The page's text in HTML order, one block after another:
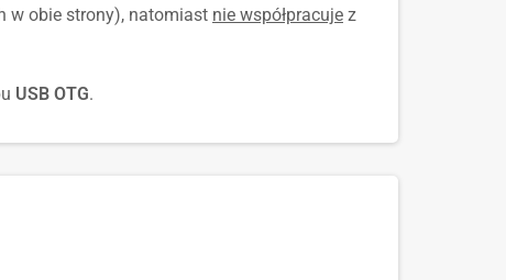
w obie strony), natomiast nie współpracuje z
USB OTG.